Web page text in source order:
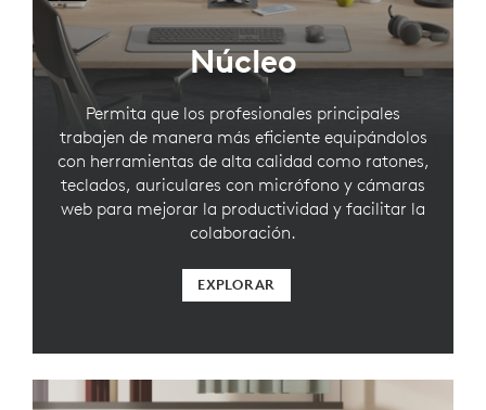
Núcleo
Permita que los profesionales principales
trabajen de manera más eficiente equipándolos
con herramientas de alta calidad como ratones,
teclados, auriculares con micrófono y cámaras
web para mejorar la productividad y facilitar la
colaboración.
EXPLORAR